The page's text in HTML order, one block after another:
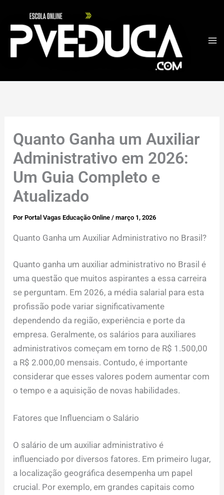
Quanto Ganha um Auxiliar
Administrativo em 2026:
Um Guia Completo e
Atualizado
PorPortal Vagas Educação Online/março 1, 2026
Quanto Ganha um Auxiliar Administrativo no Brasil?
Quanto ganha um auxiliar administrativo no Brasil é
uma questão que muitos aspirantes a essa carreira
se perguntam. Em 2026, a média salarial para esta
profissão pode variar significativamente
dependendo da região, experiência e porte da
empresa. Geralmente, os salários para auxiliares
administrativos começam em torno de R$ 1.500,00
a R$ 2.000,00 mensais. Contudo, é importante
considerar que esses valores podem aumentar com
o tempo e a aquisição de novas habilidades.
Fatores que Influenciam o Salário
O salário de um auxiliar administrativo é
influenciado por diversos fatores. Em primeiro lugar,
a localização geográfica desempenha um papel
crucial. Por exemplo, em grandes capitais como